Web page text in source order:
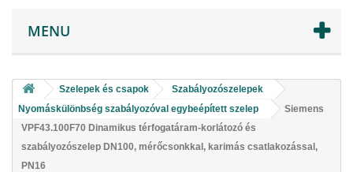
MENU
Szelepek és csapok
Szabályozószelepek
Nyomáskülönbség szabályozóval egybeépített szelep
Siemens
VPF43.100F70 Dinamikus térfogatáram-korlátozó és
szabályozószelep DN100, mérőcsonkkal, karimás csatlakozással,
PN16